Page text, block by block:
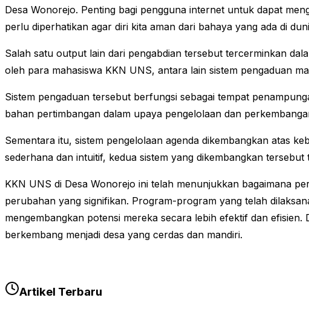
Desa Wonorejo. Penting bagi pengguna internet untuk dapat
perlu diperhatikan agar diri kita aman dari bahaya yang ada di
Salah satu output lain dari pengabdian tersebut tercerminkan
oleh para mahasiswa KKN UNS, antara lain sistem pengaduan
Sistem pengaduan tersebut berfungsi sebagai tempat
bahan pertimbangan dalam upaya pengelolaan dan
Sementara itu, sistem pengelolaan agenda dikembangkan atas
sederhana dan intuitif, kedua sistem yang dikembangkan
KKN UNS di Desa Wonorejo ini telah menunjukkan bagaimana
perubahan yang signifikan. Program-program yang telah
mengembangkan potensi mereka secara lebih efektif dan
berkembang menjadi desa yang cerdas dan mandiri.
Artikel Terbaru